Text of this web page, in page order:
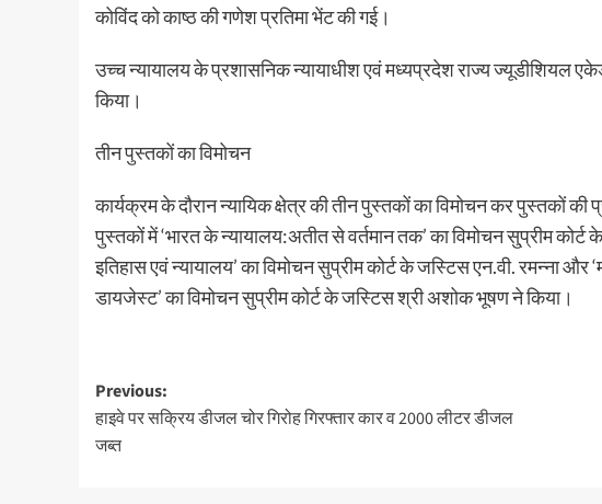
कोविंद को काष्ठ की गणेश प्रतिमा भेंट की गई।
उच्च न्यायालय के प्रशासनिक न्यायाधीश एवं मध्यप्रदेश राज्य ज्यूडीशियल
किया।
तीन पुस्तकों का विमोचन
कार्यक्रम के दौरान न्यायिक क्षेत्र की तीन पुस्तकों का विमोचन कर पुस्तकों की
पुस्तकों में ‘भारत के न्यायालय:अतीत से वर्तमान तक’ का विमोचन सु्प्रीम कोर्ट
इतिहास एवं न्यायालय’ का विमोचन सुप्रीम कोर्ट के जस्टिस एन.वी. रमन्ना
डायजेस्ट’ का विमोचन सुप्रीम कोर्ट के जस्टिस श्री अशोक भूषण ने किया।
Post
navigation
Previous:
हाइवे पर सक्रिय डीजल चोर गिरोह गिरफ्तार कार व 2000 लीटर डीजल
जब्त